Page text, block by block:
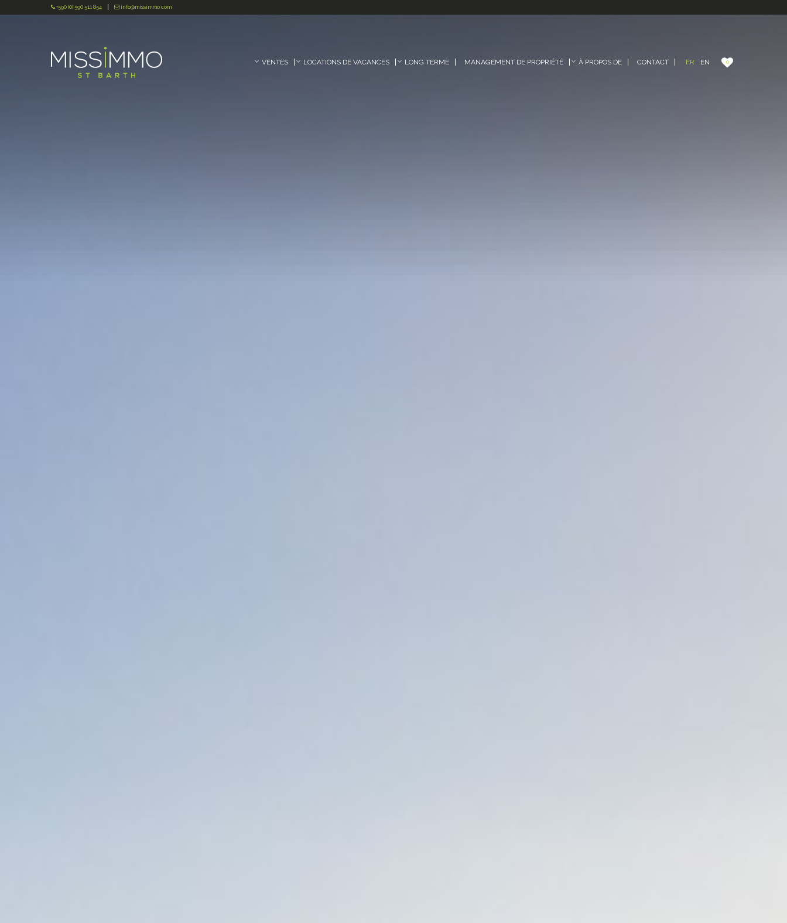
+590 (0) 590 511 854 info@missimmo.com
VENTES LOCATIONS DE VACANCES LONG TERME MANAGEMENT DE PROPRIÉTÉ À PROPOS DE CONTACT FR EN 0